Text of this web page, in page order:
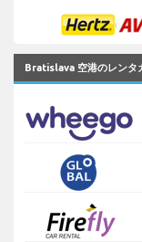
Bratislava 空港のレンタ